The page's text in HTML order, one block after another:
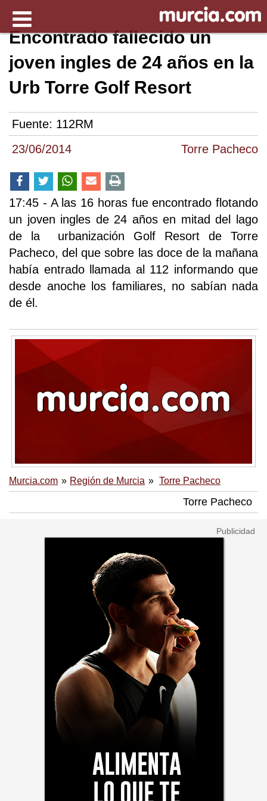
23/06/2014 Torre Pacheco
Encontrado fallecido un
joven ingles de 24 años en la
Urb Torre Golf Resort
Fuente: 112RM
17:45 - A las 16 horas fue encontrado flotando
un joven ingles de 24 años en mitad del lago
de la urbanización Golf Resort de Torre
Pacheco, del que sobre las doce de la mañana
había entrado llamada al 112 informando que
desde anoche los familiares, no sabían nada
de él.
Murcia.com Región de Murcia Torre Pacheco
Torre Pacheco